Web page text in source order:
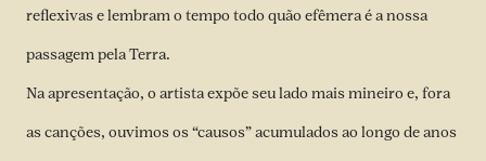
reflexivas e lembram o tempo todo quão efêmera é a nossa
passagem pela Terra.
Na apresentação, o artista expõe seu lado mais mineiro e, fora
as canções, ouvimos os “causos” acumulados ao longo de anos